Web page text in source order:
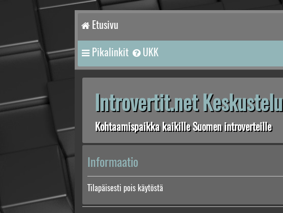
Etusivu
Pikalinkit UKK
Introvertit.net
Kohtaamispaikka kaikille Suomen introverteille
Informaatio
Tilapäisesti pois käytöstä